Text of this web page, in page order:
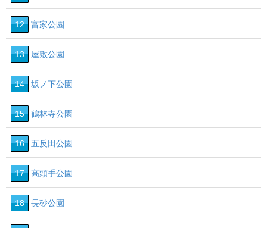
12 富家公園
13 屋敷公園
14 坂ノ下公園
15 鶴林寺公園
16 五反田公園
17 高頭手公園
18 長砂公園